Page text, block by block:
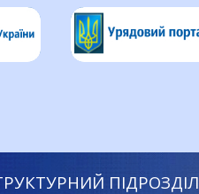
ПІДРОЗДІЛ